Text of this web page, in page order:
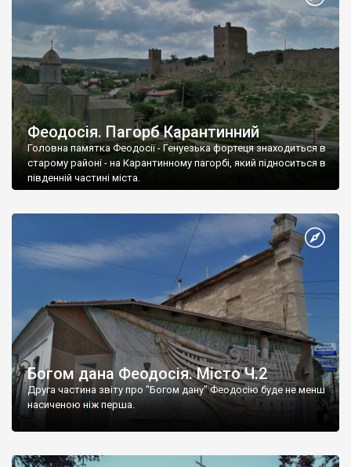
Феодосія. Пагорб Карантинний
Головна памятка Феодосії - Генуезька фортеця знаходиться в
старому районі - на Карантинному пагорбі, який підноситься в
південній частині міста.
Богом дана Феодосія. Місто Ч.2
Друга частина звіту про "Богом дану" Феодосію буде не менш
насиченою ніж перша.